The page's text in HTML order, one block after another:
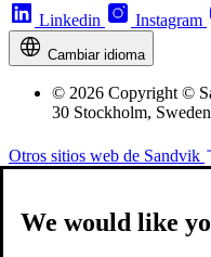
Linkedin
Instagram
Cambiar idioma
© 2026 Copyright ©
30 Stockholm,
Otros sitios web de Sandvik
We would like